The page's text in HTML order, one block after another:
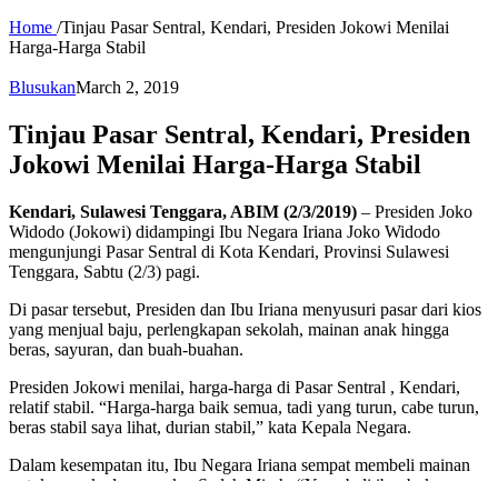
Home /Tinjau Pasar Sentral, Kendari, Presiden Jokowi Menilai
Harga-Harga Stabil
BlusukanMarch 2, 2019
Tinjau Pasar Sentral, Kendari, Presiden
Jokowi Menilai Harga-Harga Stabil
Kendari, Sulawesi Tenggara, ABIM (2/3/2019) – Presiden Joko
Widodo (Jokowi) didampingi Ibu Negara Iriana Joko Widodo
mengunjungi Pasar Sentral di Kota Kendari, Provinsi Sulawesi
Tenggara, Sabtu (2/3) pagi.
Di pasar tersebut, Presiden dan Ibu Iriana menyusuri pasar dari kios
yang menjual baju, perlengkapan sekolah, mainan anak hingga
beras, sayuran, dan buah-buahan.
Presiden Jokowi menilai, harga-harga di Pasar Sentral , Kendari,
relatif stabil. “Harga-harga baik semua, tadi yang turun, cabe turun,
beras stabil saya lihat, durian stabil,” kata Kepala Negara.
Dalam kesempatan itu, Ibu Negara Iriana sempat membeli mainan